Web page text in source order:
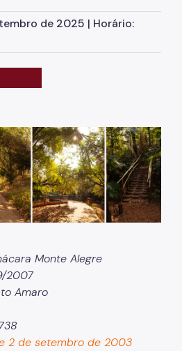
de 2025 | Horário:
Monte Alegre
2007
Amaro
2 de setembro de 2003